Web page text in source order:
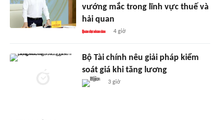
vướng mắc trong lĩnh vực thuế và
hải quan
4 giờ
Bộ Tài chính nêu giải pháp kiểm
soát giá khi tăng lương
3 giờ